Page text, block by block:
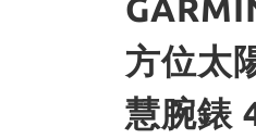
方位太
慧腕錶